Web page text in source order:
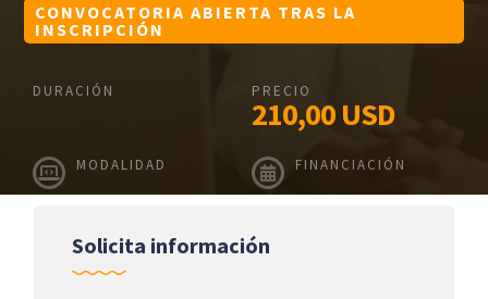
CONVOCATORIA ABIERTA TRAS LA
INSCRIPCIÓN
DURACIÓN PRECIO
210,00USD
MODALIDAD FINANCIACIÓN
Solicita información